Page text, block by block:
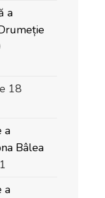
a
18
a
Bâlea
a